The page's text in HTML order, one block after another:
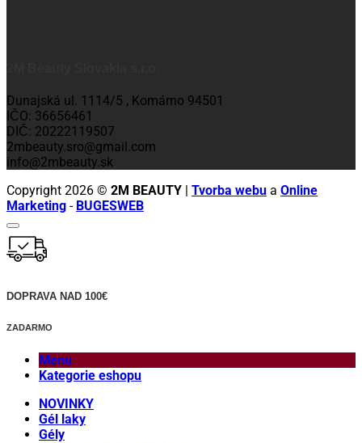
Dunajská ul. 1114/5 , Komárno 94501
IČO: 36656461
DIČ: 20222119507
2mbeauty.sro@gmail.com
info@2mbeauty.sk
Copyright 2026 © 2M BEAUTY | Tvorba webu a Online
Marketing - BUGESWEB
DOPRAVA NAD 100€
ZADARMO
Menu
Kategorie eshopu
NOVINKY
Gél laky
Gély